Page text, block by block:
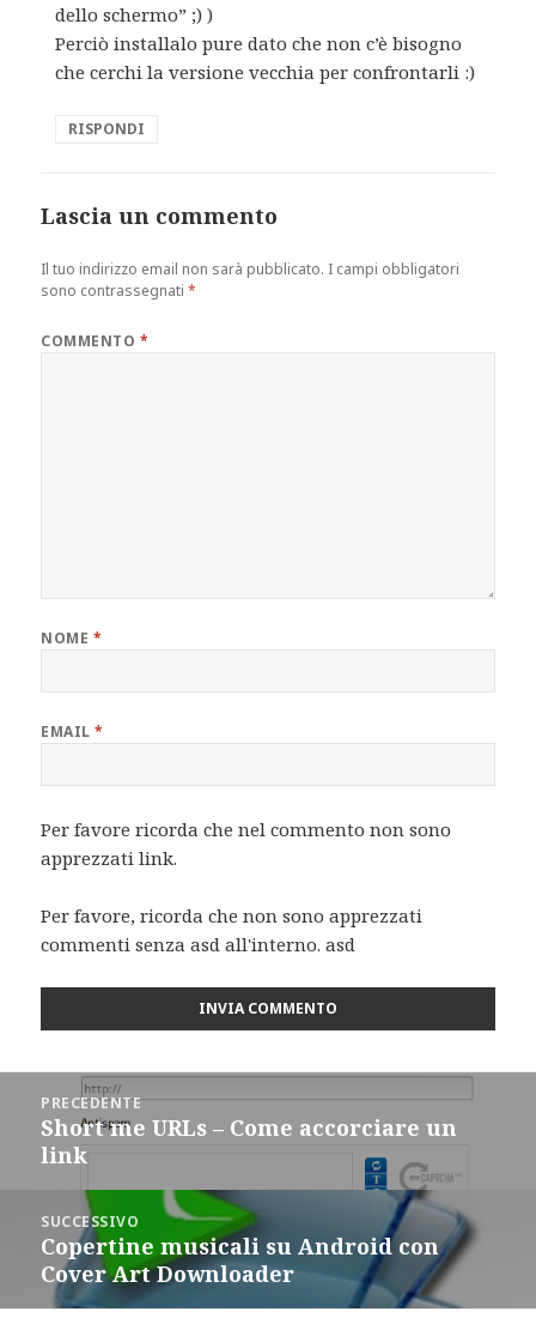
dello schermo” ;) )
Perciò installalo pure dato che non c’è bisogno
che cerchi la versione vecchia per confrontarli :)
RISPONDI
Lascia un commento
Il tuo indirizzo email non sarà pubblicato. I campi obbligatori
sono contrassegnati*
COMMENTO *
NOME *
EMAIL*
Per favore ricorda che nel commento non sono
apprezzati link.
Per favore, ricorda che non sono apprezzati
commenti senza asd all'interno. asd
Navigazione
articoliPRECEDENTE
Articolo
precedente:
Short me URLs – Come accorciare un
link
SUCCESSIVO
Articolo
successivo:
Copertine musicali su Android con
Cover Art Downloader